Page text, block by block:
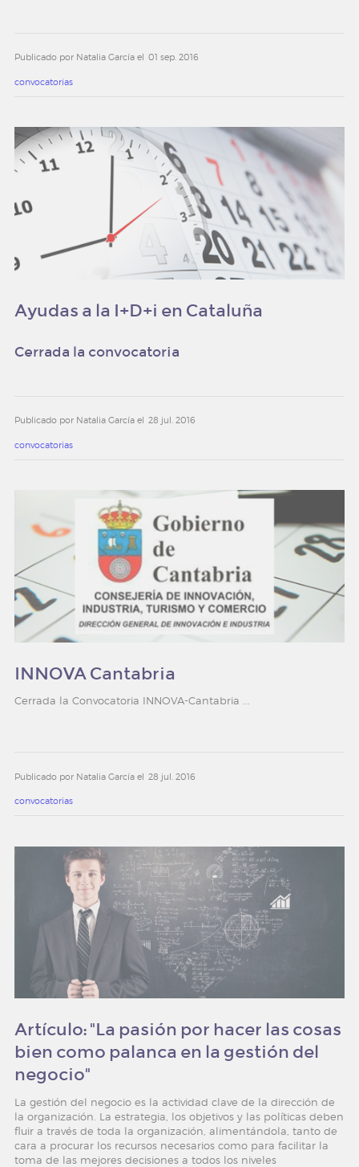
contacto
Publicado por Natalia García el 01 sep. 2016
convocatorias
Ayudas a la I+D+i en Cataluña
Cerrada la convocatoria
Publicado por Natalia García el 28 jul. 2016
convocatorias
INNOVA Cantabria
Cerrada la Convocatoria INNOVA-Cantabria ...
Publicado por Natalia García el 28 jul. 2016
convocatorias
Artículo: "La pasión por hacer las cosas
bien como palanca en la gestión del
negocio"
La gestión del negocio es la actividad clave de la dirección de
la organización. La estrategia, los objetivos y las políticas deben
fluir a través de toda la organización, alimentándola, tanto de
cara a procurar los recursos necesarios como para facilitar la
toma de las mejores decisiones a todos los niveles